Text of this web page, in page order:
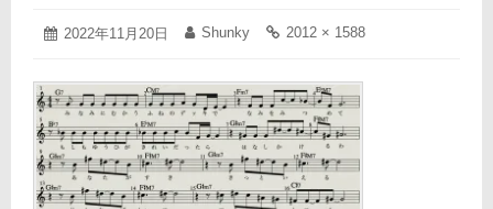
投
2022年11月20日
2022
月
20
日
投
Shunky
フ
イ
ズ
の
リ
ン
ク:
2012 × 1588